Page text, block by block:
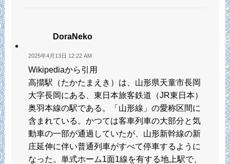
DoraNeko
2025年4月13日 12:22 AM
Wikipediaから引用
高擶駅（たかたまえき）は、山形県天童市長岡
大字長岡にある、東日本旅客鉄道（JR東日本）
奥羽本線の駅である。「山形線」の愛称区間に
含まれている。かつては客車列車の大部分と気
動車の一部が通過していたが、山形新幹線の新
庄延伸に伴い普通列車がすべて停車するように
なった。単式ホーム1面1線を有する地上駅で、